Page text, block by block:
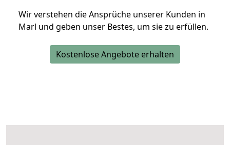
Wir verstehen die Ansprüche unserer Kunden in
Marl und geben unser Bestes, um sie zu erfüllen.
Kostenlose Angebote erhalten